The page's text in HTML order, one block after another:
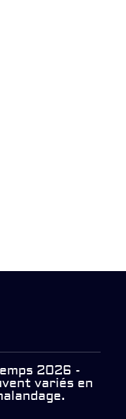
2026 -
variés en